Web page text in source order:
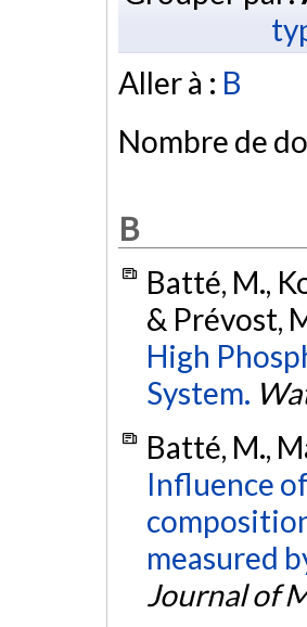
Aller à : B
Nombre de
B
Batté, M.,
& Prévost,
High
System.
Batté, M.,
Influence
measured
Journal of